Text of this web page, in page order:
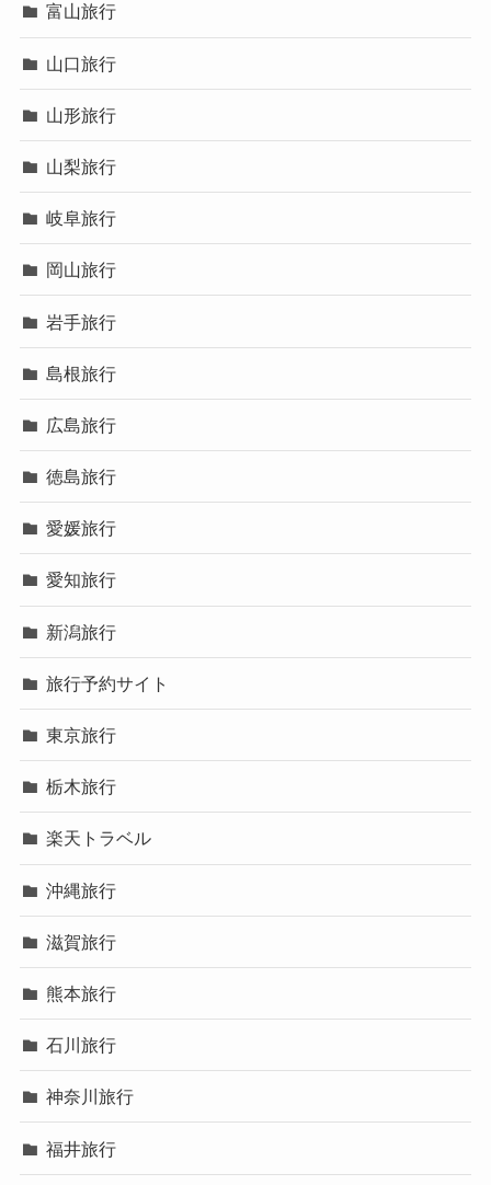
富山旅行
山口旅行
山形旅行
山梨旅行
岐阜旅行
岡山旅行
岩手旅行
島根旅行
広島旅行
徳島旅行
愛媛旅行
愛知旅行
新潟旅行
旅行予約サイト
東京旅行
栃木旅行
楽天トラベル
沖縄旅行
滋賀旅行
熊本旅行
石川旅行
神奈川旅行
福井旅行